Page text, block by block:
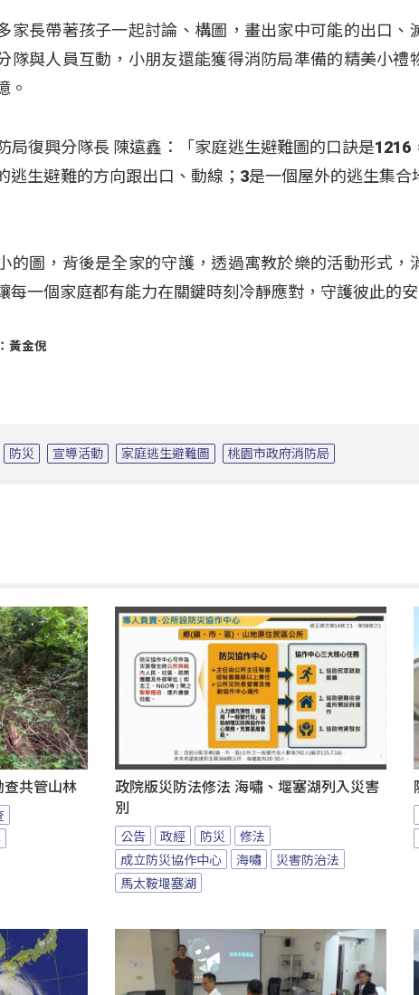
家長帶著孩子一起討論、構圖，畫出家中可能的出口、
隊與人員互動，小朋友還能獲得消防局準備的精美小禮
。
局復興分隊長 陳遠鑫：「家庭逃生避難圖的口訣是
逃生避難的方向跟出口、動線；3是一個屋外的逃生集
的圖，背後是全家的守護，透過寓教於樂的活動形式，
每一個家庭都有能力在關鍵時刻冷靜應對，守護彼此的安
黃金倪
防災 宣導活動 家庭逃生避難圖 桃園市政府消防局
查共管山林
政院版災防法修法 海嘯、堰塞湖列入災害
別
公告 政經 防災
修法
成立防災協作中心
海嘯
災害防治法
馬太鞍堰塞湖